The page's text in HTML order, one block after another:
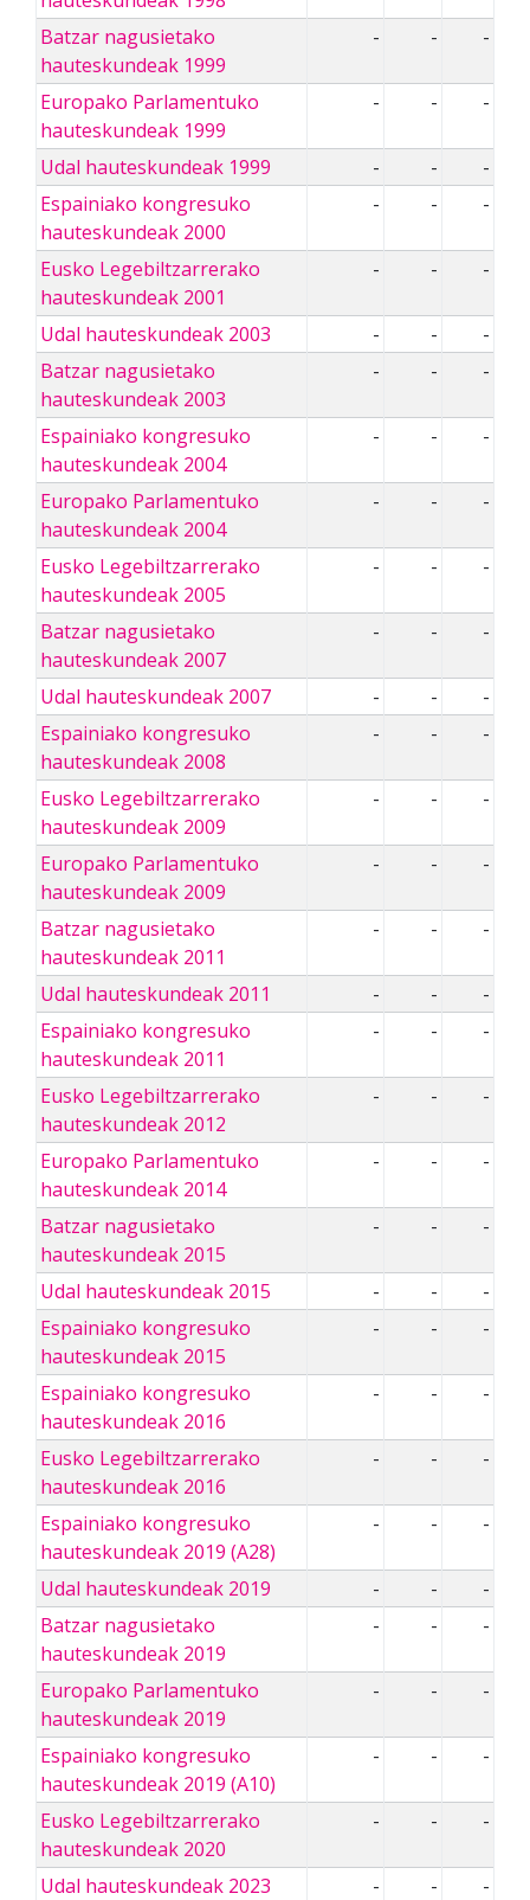
Batzar nagusietako
hauteskundeak 1999
- - -
Europako Parlamentuko
hauteskundeak 1999
- - -
Udal hauteskundeak 1999 - -
-
Espainiako kongresuko
hauteskundeak 2000
- - -
Eusko Legebiltzarrerako
hauteskundeak 2001
- - -
Udal hauteskundeak 2003 - -
-
Batzar nagusietako
hauteskundeak 2003
- - -
Espainiako kongresuko
hauteskundeak 2004
- - -
Europako Parlamentuko
hauteskundeak 2004
- - -
Eusko Legebiltzarrerako
hauteskundeak 2005
- - -
Batzar nagusietako
hauteskundeak 2007
- - -
Udal hauteskundeak 2007 - -
-
Espainiako kongresuko
hauteskundeak 2008
- - -
Eusko Legebiltzarrerako
hauteskundeak 2009
- - -
Europako Parlamentuko
hauteskundeak 2009
- - -
Batzar nagusietako
hauteskundeak 2011
- - -
Udal hauteskundeak 2011 - -
-
Espainiako kongresuko
hauteskundeak 2011
- - -
Eusko Legebiltzarrerako
hauteskundeak 2012
- - -
Europako Parlamentuko
hauteskundeak 2014
- - -
Batzar nagusietako
hauteskundeak 2015
- - -
Udal hauteskundeak 2015 - -
-
Espainiako kongresuko
hauteskundeak 2015
- - -
Espainiako kongresuko
hauteskundeak 2016
- - -
Eusko Legebiltzarrerako
hauteskundeak 2016
- - -
Espainiako kongresuko
hauteskundeak 2019 (A28)
- - -
Udal hauteskundeak 2019 - -
-
Batzar nagusietako
hauteskundeak 2019
- - -
Europako Parlamentuko
hauteskundeak 2019
- - -
Espainiako kongresuko
hauteskundeak 2019 (A10)
- - -
Eusko Legebiltzarrerako
hauteskundeak 2020
- - -
Udal hauteskundeak 2023 - -
-